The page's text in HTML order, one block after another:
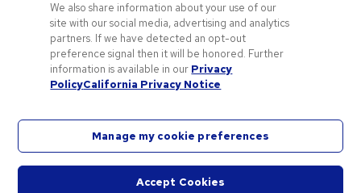
Offres et ressources
Objets publicitaires
Codes promo & coupons
Conseils de création
©2026 National Pen Company. Tous droits réservés. Pens.com et son logo sont des marques
déposées de National Pen Company. Toutes les autres marques appartiennent à leurs
We also share information about your use of our
site with our social media, advertising and analytics
partners. If we have detected an opt-out
preference signal then it will be honored. Further
information is available in our Privacy
PolicyCalifornia Privacy Notice
Manage my cookie preferences
Accept Cookies